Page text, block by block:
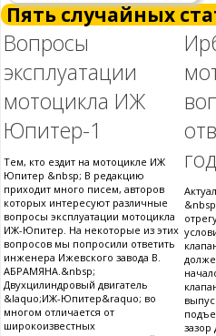
Пять случайных
Вопросы
эксплуатации
мотоцикла ИЖ
Юпитер-1
Тем, кто ездит на мотоцикле ИЖ
Юпитер &nbsp; В редакцию
приходит много писем, авторов
которых интересуют различные
вопросы эксплуатации мотоцикла
ИЖ-Юпитер. На некоторые из этих
вопросов мы попросили ответить
инженера Ижевского завода В.
АБРАМЯНА.&nbsp;
Двухцилиндровый двигатель
&laquo;ИЖ-Юпитер&raquo; во
многом отличается от
широкоизвестных
год